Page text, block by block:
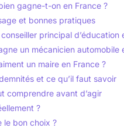
gagne-t-on en France ?
et bonnes pratiques
principal d’éducation
un mécanicien automobile
un maire en France ?
et ce qu’il faut savoir
comprendre avant d’agir
?
le bon choix ?